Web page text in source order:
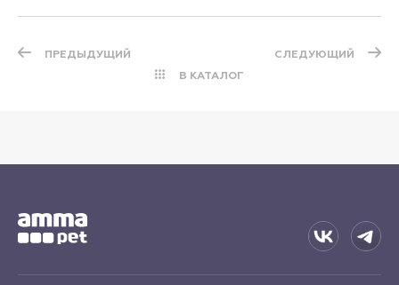
ПРЕДЫДУЩИЙ
В КАТАЛОГ
СЛЕДУЮЩИЙ